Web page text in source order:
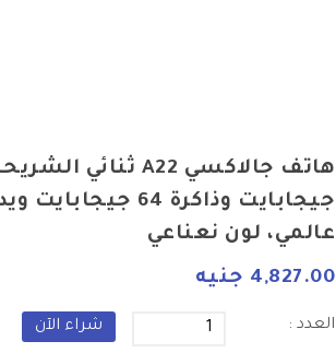
عالمي، لون نعناعي
4,827.00 جنيه
العدد : شراء الآن